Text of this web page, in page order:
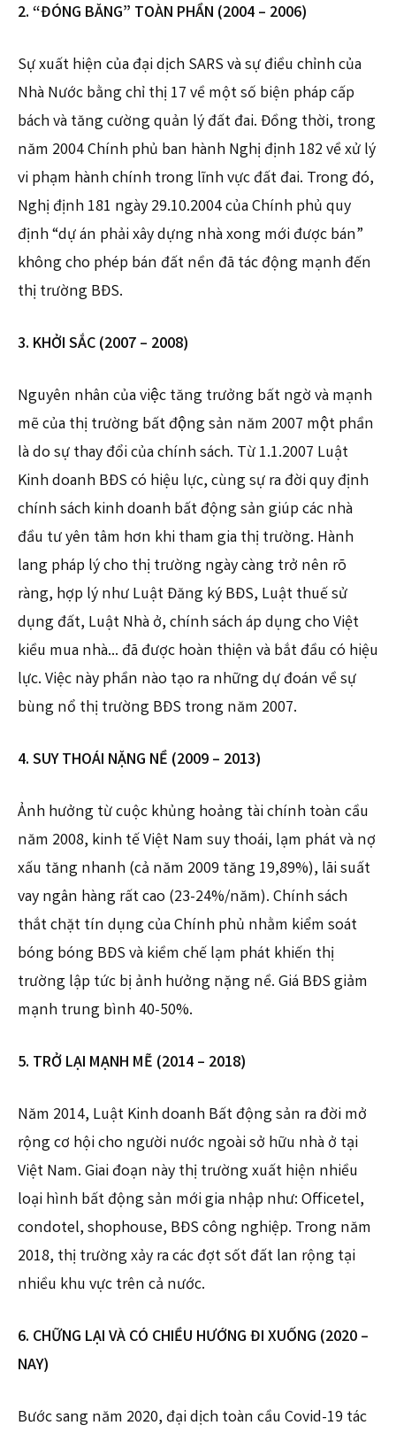
2. “ĐÓNG BĂNG” TOÀN PHẦN (2004 – 2006)
Sự xuất hiện của đại dịch SARS và sự điều chỉnh của
Nhà Nước bằng chỉ thị 17 về một số biện pháp cấp
bách và tăng cường quản lý đất đai. Đồng thời, trong
năm 2004 Chính phủ ban hành Nghị định 182 về xử lý
vi phạm hành chính trong lĩnh vực đất đai. Trong đó,
Nghị định 181 ngày 29.10.2004 của Chính phủ quy
định “dự án phải xây dựng nhà xong mới được bán”
không cho phép bán đất nền đã tác động mạnh đến
thị trường BĐS.
3. KHỞI SẮC (2007 – 2008)
Nguyên nhân của việc tăng trưởng bất ngờ và mạnh
mẽ của thị trường bất động sản năm 2007 một phần
là do sự thay đổi của chính sách. Từ 1.1.2007 Luật
Kinh doanh BĐS có hiệu lực, cùng sự ra đời quy định
chính sách kinh doanh bất động sản giúp các nhà
đầu tư yên tâm hơn khi tham gia thị trường. Hành
lang pháp lý cho thị trường ngày càng trở nên rõ
ràng, hợp lý như Luật Đăng ký BĐS, Luật thuế sử
dụng đất, Luật Nhà ở, chính sách áp dụng cho Việt
kiều mua nhà… đã được hoàn thiện và bắt đầu có hiệu
lực. Việc này phần nào tạo ra những dự đoán về sự
bùng nổ thị trường BĐS trong năm 2007.
4. SUY THOÁI NẶNG NỀ (2009 – 2013)
Ảnh hưởng từ cuộc khủng hoảng tài chính toàn cầu
năm 2008, kinh tế Việt Nam suy thoái, lạm phát và nợ
xấu tăng nhanh (cả năm 2009 tăng 19,89%), lãi suất
vay ngân hàng rất cao (23-24%/năm). Chính sách
thắt chặt tín dụng của Chính phủ nhằm kiểm soát
bóng bóng BĐS và kiềm chế lạm phát khiến thị
trường lập tức bị ảnh hưởng nặng nề. Giá BĐS giảm
mạnh trung bình 40-50%.
5. TRỞ LẠI MẠNH MẼ (2014 – 2018)
Năm 2014, Luật Kinh doanh Bất động sản ra đời mở
rộng cơ hội cho người nước ngoài sở hữu nhà ở tại
Việt Nam. Giai đoạn này thị trường xuất hiện nhiều
loại hình bất động sản mới gia nhập như: Officetel,
condotel, shophouse, BĐS công nghiệp. Trong năm
2018, thị trường xảy ra các đợt sốt đất lan rộng tại
nhiều khu vực trên cả nước.
6. CHỮNG LẠI VÀ CÓ CHIỀU HƯỚNG ĐI XUỐNG (2020 –
NAY)
Bước sang năm 2020, đại dịch toàn cầu Covid-19 tác